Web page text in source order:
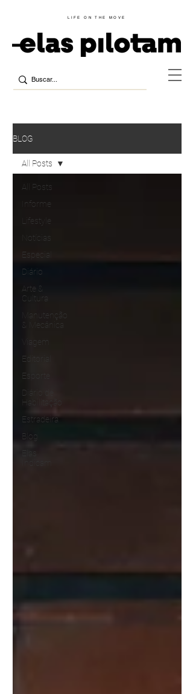
LIFE ON THE MOVE
BLOG
All Posts
Informe
Lifestyle
Notícias
Especial
Diário
Arte &
Cultura
Manutenção
& Mecânica
Viagem
Editorial
Esporte
Diário de
Habilitação
Estradeira
Blog
All Posts